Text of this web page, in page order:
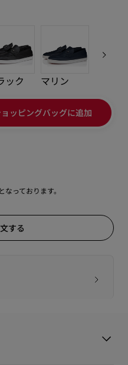
ック マリン
ッピングバッグに追加
っております。
する